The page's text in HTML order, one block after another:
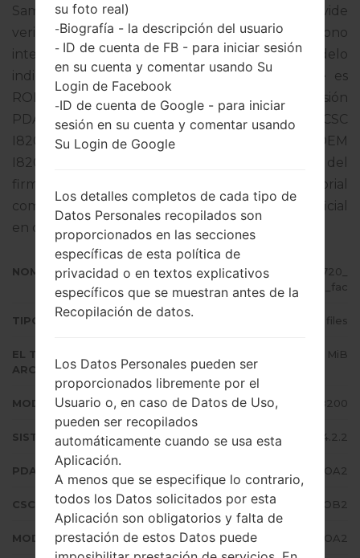
Samsung Galaxy S3 Mini Neo, pero no olvide
verificar si el número de modelo de su teléfono
inteligente corresponde al número de modelo
indicado % MODEL%. El código del firmware es
ROM de ROMANIA. El producto viene con la versión
PDA I8200XXUAOA2 y la versión CSC
I8200OXXAOB2,Versión de MODEM
I8200XXUAOA2. La versión del sistema operativo del
firmware dado es Android Jelly Bean 4.2.2. Tutorial
completo sobre cómo actualizar el firmware oficial
en dispositivos Samsung
aquí
NOMBRE DE ARCHIVO
GT-I8200_ROM_1_20150304151720_
ctzrnkhic1_fac
TIPO DE FIRMWARE 4 files
EL TAMAÑO DEL
ARCHIVO
709.17 MiB
MODELO Samsung GT-I8200
SISTEMA OPERATIVO Android Jelly Bean 4.2.2
PDA/AP VERSIÓN I8200XXUAOA2
CSC VERSIÓN I8200OXXAOB2
MODEM/CP VERSIÓN I8200XXUAOA2
su foto real)
-Biografía - la descripción del usuario
- ID de cuenta de FB - para iniciar sesión
en su cuenta y comentar usando Su
Login de Facebook
-ID de cuenta de Google - para iniciar
sesión en su cuenta y comentar usando
Su Login de Google
Los detalles completos de cada tipo de
Datos Personales recopilados son
proporcionados en las secciones
específicas de esta política de
privacidad o en textos explicativos
específicos que se muestran antes de la
Recopilación de datos.
Los Datos Personales pueden ser
proporcionados libremente por el
Usuario o, en caso de Datos de Uso,
pueden ser recopilados
automáticamente cuando se usa esta
Aplicación.
A menos que se especifique lo contrario,
todos los Datos solicitados por esta
Aplicación son obligatorios y falta de
prestación de estos Datos puede